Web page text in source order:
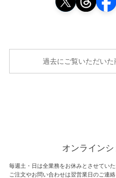
過去にご覧いただいた
オンラインシ
毎週土・日は全業務をお休みとさせてい
ご注文やお問い合わせは翌営業日のご連絡